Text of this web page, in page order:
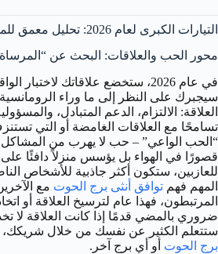
التيارات الكبرى لعام 2026: تحليل معمق للمحاور الرئيسية
محور الحب والعلاقات: البحث عن “المرساة
في عام 2026، ستخضع علاقاتك
سيجبرك على النظر إلى ما وراء
العلاقة: الالتزام، الدعم المتبادل،
تسامحًا مع العلاقات الغامضة أو التي
“الحب الواعي” – حب لا يهرب من المشاكل
قصورًا في الهواء بل يؤسس منزلاً دافئًا
للعازبين، ستكون أكثر جاذبية للأشخاص
المهم فهم توافق أنثى برج الحوت مع
المرتبطون، فهذا عام لترسيخ العلاقة أو
ضروري بالمضي قدمًا إذا كانت العلاقة لا
ستتعلم الكثير عن نفسك من خلال
برج الحوت أو أي برج آخر.